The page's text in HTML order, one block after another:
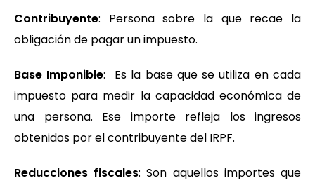
Contribuyente: Persona sobre la que recae la
obligación de pagar un impuesto.
Base Imponible: Es la base que se utiliza en cada
impuesto para medir la capacidad económica de
una persona. Ese importe refleja los ingresos
obtenidos por el contribuyente del IRPF.
Reducciones fiscales: Son aquellos importes que